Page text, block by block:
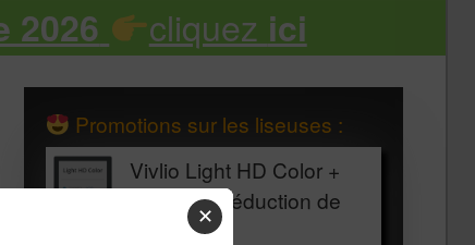
2026 cliquez ici
Promotions sur les liseuses :
Vivlio Light HD Color +
HOUSSE réduction de
✕